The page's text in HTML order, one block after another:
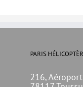
PARIS
216,